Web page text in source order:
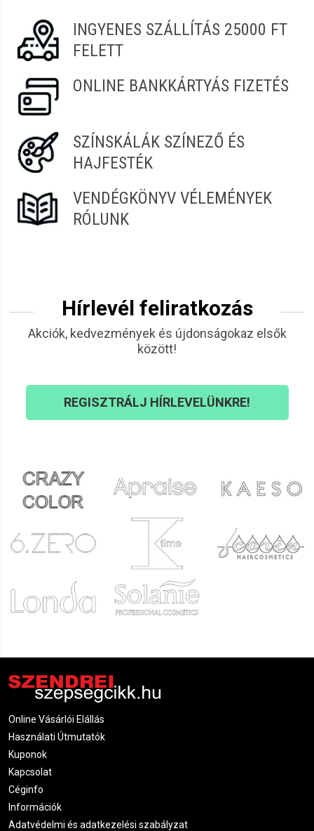
INGYENES SZÁLLÍTÁS 25000 FT
FELETT
ONLINE BANKKÁRTYÁS FIZETÉS
SZÍNSKÁLÁK SZÍNEZŐ ÉS
HAJFESTÉK
VENDÉGKÖNYV VÉLEMÉNYEK
RÓLUNK
Hírlevél feliratkozás
Akciók, kedvezmények és újdonságokaz elsők
között!
REGISZTRÁLJ HÍRLEVELÜNKRE!
Online Vásárlói Elállás
Használati Útmutatók
Kuponok
Kapcsolat
Céginfo
Információk
Adatvédelmi és adatkezelési szabályzat